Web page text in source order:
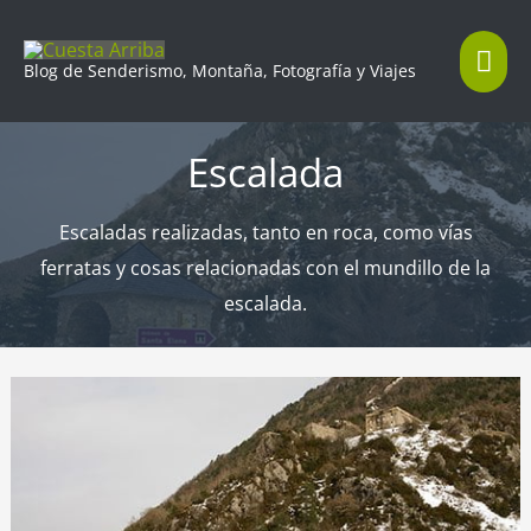
contenido
Blog de Senderismo, Montaña, Fotografía y Viajes
Escalada
Escaladas realizadas, tanto en roca, como vías
ferratas y cosas relacionadas con el mundillo de la
escalada.